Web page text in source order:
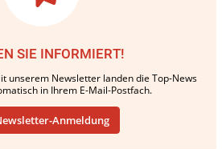
SIE INFORMIERT!
unserem Newsletter landen die Top-News
in Ihrem E-Mail-Postfach.
Anmeldung